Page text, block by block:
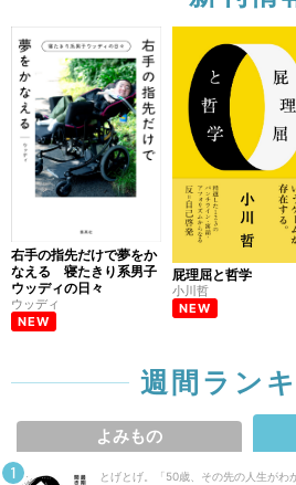
右手の指先だけで夢をか
なえる 寝たきり系男子
ウッディの日々
ウッディ
NEW
屁理屈と哲学
小川哲
NEW
週間ラン
よみもの
とげとげ。「50歳、その先の人生がわ